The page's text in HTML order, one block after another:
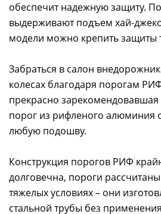
обеспечит надежную защиту.
выдерживают подъем хай-
модели можно крепить защиты
Забраться в салон
колесах благодаря порогам
прекрасно зарекомендовавшая
порог из рифленого алюминия
любую подошву.
Конструкция порогов РИФ
долговечна, пороги
тяжелых условиях – они
стальной трубы без